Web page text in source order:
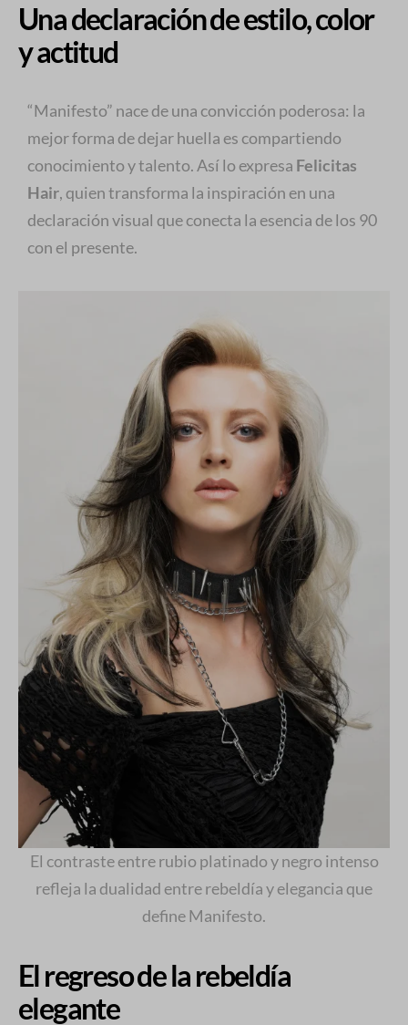
Una declaración de estilo, color
y actitud
“Manifesto” nace de una convicción poderosa: la
mejor forma de dejar huella es compartiendo
conocimiento y talento. Así lo expresa Felicitas
Hair, quien transforma la inspiración en una
declaración visual que conecta la esencia de los 90
con el presente.
El contraste entre rubio platinado y negro intenso
refleja la dualidad entre rebeldía y elegancia que
define Manifesto.
El regreso de la rebeldía
elegante